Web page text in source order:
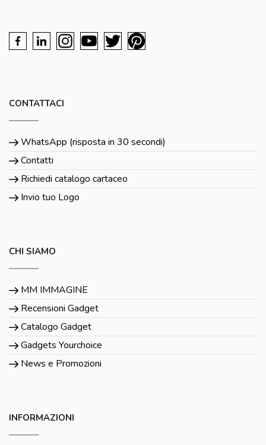
CONTATTACI
WhatsApp (risposta in 30 secondi)
Contatti
Richiedi catalogo cartaceo
Invio tuo Logo
CHI SIAMO
MM IMMAGINE
Recensioni Gadget
Catalogo Gadget
Gadgets Yourchoice
News e Promozioni
INFORMAZIONI